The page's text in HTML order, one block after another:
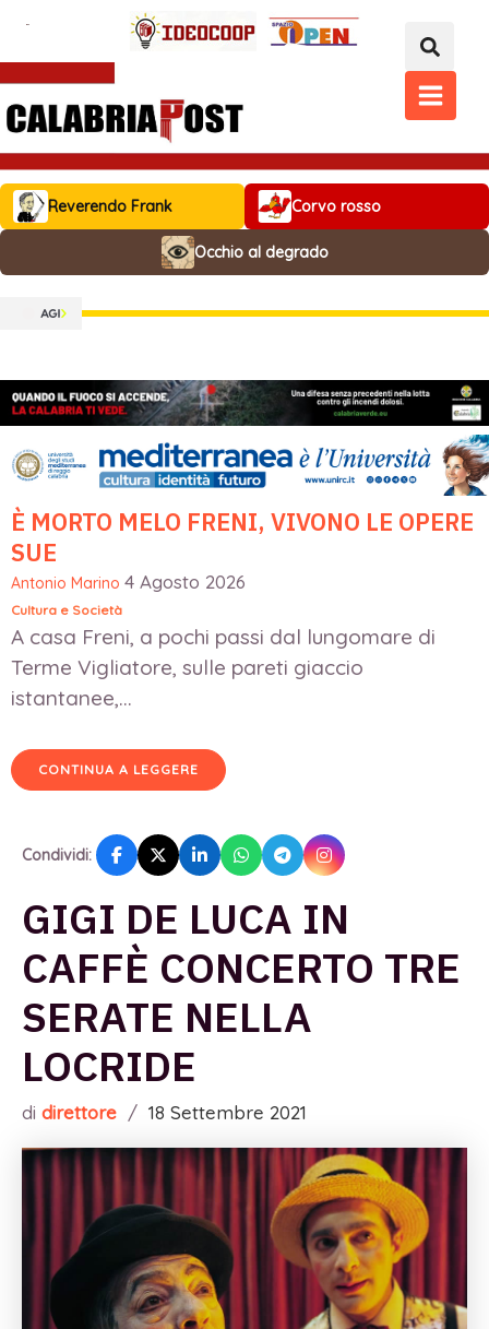
contenuto
MAIN
MENU
Reverendo Frank Corvo rosso
Occhio al degrado
È MORTO MELO FRENI, VIVONO LE OPERE
SUE
Antonio Marino 4 Agosto 2026
Cultura e Società
A casa Freni, a pochi passi dal lungomare di
Terme Vigliatore, sulle pareti giaccio
istantanee,...
CONTINUA A LEGGERE
Condividi:
GIGI DE LUCA IN
CAFFÈ CONCERTO TRE
SERATE NELLA
LOCRIDE
di direttore / 18 Settembre 2021